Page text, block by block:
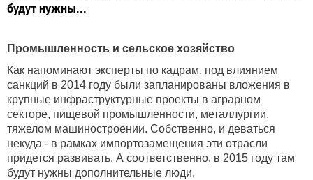
будут нужны...
Промышленность и сельское хозяйство
Как напоминают эксперты по кадрам, под влиянием
санкций в 2014 году были запланированы вложения в
крупные инфраструктурные проекты в аграрном
секторе, пищевой промышленности, металлургии,
тяжелом машиностроении. Собственно, и деваться
некуда - в рамках импортозамещения эти отрасли
придется развивать. А соответственно, в 2015 году там
будут нужны дополнительные люди.